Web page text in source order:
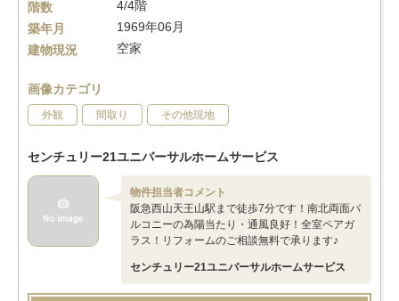
階数
4/4階
築年月
1969年06月
建物現況
空家
画像カテゴリ
外観 間取り その他現地
センチュリー21ユニバーサルホームサービス
物件担当者コメント
阪急西山天王山駅まで徒歩7分です！南北両面バ
ルコニーの為陽当たり・通風良好！全室ペアガ
ラス！リフォームのご相談無料で承ります♪
センチュリー21ユニバーサルホームサービス